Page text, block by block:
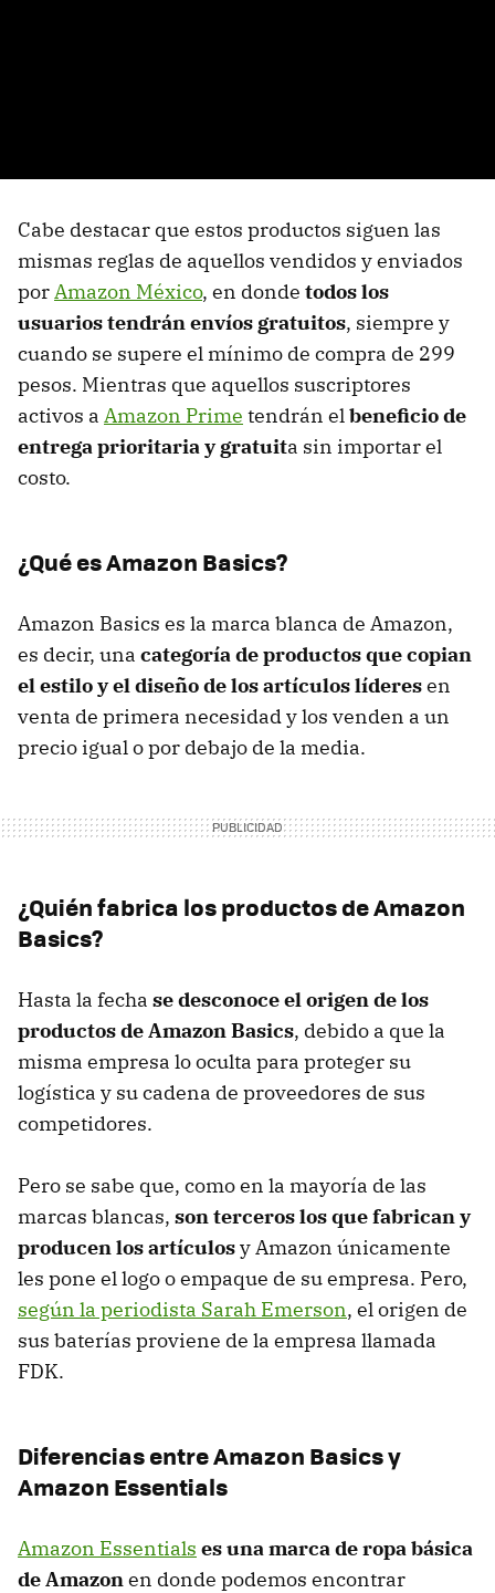
Cabe destacar que estos productos siguen las
mismas reglas de aquellos vendidos y enviados
porAmazon México, en donde todos los
usuarios tendrán envíos gratuitos, siempre y
cuando se supere el mínimo de compra de 299
pesos. Mientras que aquellos suscriptores
activos a Amazon Prime tendrán elbeneficio de
entrega prioritaria y gratuita sin importar el
costo.
¿Qué es Amazon Basics?
Amazon Basics es la marca blanca de Amazon,
es decir, una categoría de productos que copian
el estilo y el diseño de los artículos líderesen
venta de primera necesidad y los venden a un
precio igual o por debajo de la media.
¿Quién fabrica los productos de Amazon
Basics?
Hasta la fecha se desconoce el origen de los
productos de Amazon Basics, debido a que la
misma empresa lo oculta para proteger su
logística y su cadena de proveedores de sus
competidores.
Pero se sabe que, como en la mayoría de las
marcas blancas, son terceros los que fabrican y
producen los artículosy Amazon únicamente
les pone el logo o empaque de su empresa. Pero,
según la periodista Sarah Emerson, el origen de
sus baterías proviene de la empresa llamada
FDK.
Diferencias entre Amazon Basics y
Amazon Essentials
Amazon Essentials es una marca de ropa básica
de Amazonen donde podemos encontrar